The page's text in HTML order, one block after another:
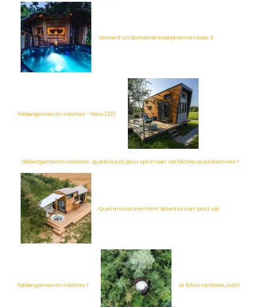
Vente d’un domaine exceptionnel avec 3
hébergements insolites – Gers (32)
Hébergements insolites : quels outils pour optimiser vos tâches quotidiennes ?
Quel environnement sélectionner pour vos
hébergements insolites ? Le bilan carbone, outil